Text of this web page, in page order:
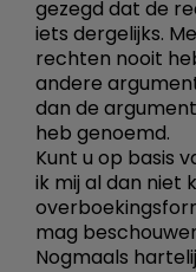
gezegd dat de
iets dergelijks.
rechten nooit
andere
dan de
heb genoemd.
Kunt u op basis
ik mij al dan niet
mag
Nogmaals